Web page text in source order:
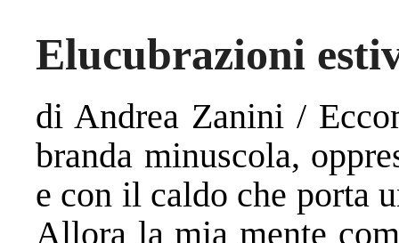
Elucubrazioni
di Andrea Zanini /
branda minuscola,
e con il caldo che porta
Allora la mia mente